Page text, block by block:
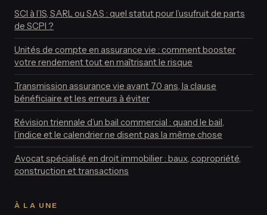
SCI à l’IS, SARL ou SAS : quel statut pour l’usufruit de parts
de SCPI ?
Unités de compte en assurance vie : comment booster
votre rendement tout en maîtrisant le risque
Transmission assurance vie avant 70 ans, la clause
bénéficiaire et les erreurs à éviter
Révision triennale d’un bail commercial : quand le bail,
l’indice et le calendrier ne disent pas la même chose
Avocat spécialisé en droit immobilier : baux, copropriété,
construction et transactions
À LA UNE